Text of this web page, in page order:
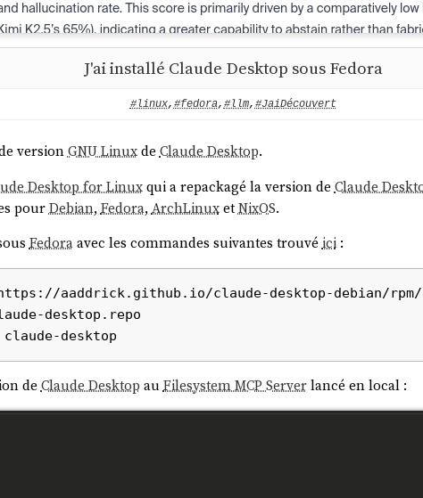
modèle pour différents
J'ai installé Claude Desktop sous Fedora
#linux, #fedora, #llm, #JaiDécouvert
versionGNU LinuxdeClaude Desktop.
Desktop for Linuxqui a repackagé la version de Claude
pourDebian, Fedora, ArchLinuxetNixOS.
Fedoraavec les commandes suivantes trouvéici:
aaddrick.github.io/claude-desktop-debian/rpm/
desktop.repo
deClaude Desktop auFilesystem MCP Serverlancé en local :